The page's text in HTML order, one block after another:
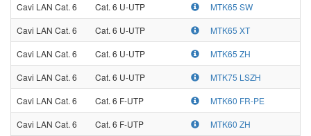
Cavi LAN Cat. 6
Cat. 6 U-UTP
MTK65 SW
Cavi LAN Cat. 6
Cat. 6 U-UTP
MTK65 XT
Cavi LAN Cat. 6
Cat. 6 U-UTP
MTK65 ZH
Cavi LAN Cat. 6
Cat. 6 U-UTP
MTK75 LSZH
Cavi LAN Cat. 6
Cat. 6 F-UTP
MTK60 FR-PE
Cavi LAN Cat. 6
Cat. 6 F-UTP
MTK60 ZH